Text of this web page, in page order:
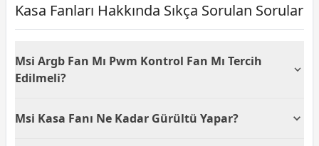
Kasa Fanları Hakkında Sıkça Sorulan Sorular
Msi Argb Fan Mı Pwm Kontrol Fan Mı Tercih
Edilmeli?
öne çıkarken PWM kontrol fanlar sessizlik ve
Msi Kasa Fanı Ne Kadar Gürültü Yapar?